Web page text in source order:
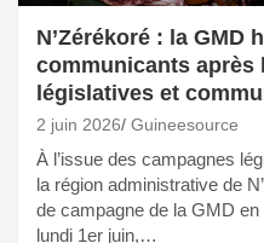
N’Zérékoré : la GMD
communicants après
législatives et
2 juin 2026 Guineesource
À l’issue des campagnes
la région administrative de
de campagne de la GMD
lundi 1er juin,…